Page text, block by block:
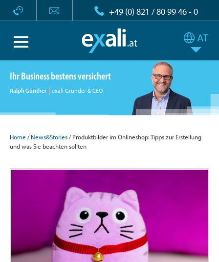
+49 (0) 821 / 80 99 46 - 0
Ihr Business bestens versichert
Ralph Günther exali Gründer & CEO
Home /News&Stories/ Produktbilder im Onlineshop: Tipps zur Erstellung
und was Sie beachten sollten